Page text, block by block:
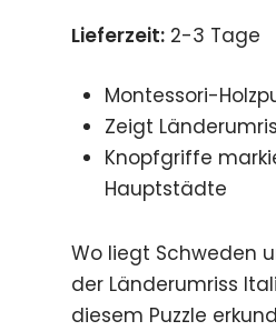
Lieferzeit: 2-3 Tage
Montessori-
Zeigt
Knopfgriffe
Hauptstädte
Wo liegt Schweden
der Länderumriss
diesem Puzzle